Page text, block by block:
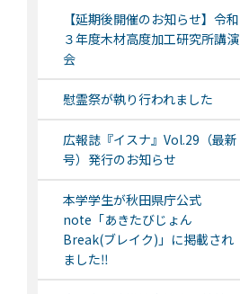
【延期後開催のお知らせ】令和
３年度木材高度加工研究所講演
会
慰霊祭が執り行われました
広報誌『イスナ』Vol.29（最新
号）発行のお知らせ
本学学生が秋田県庁公式
note「あきたびじょん
Break(ブレイク)」に掲載され
ました‼